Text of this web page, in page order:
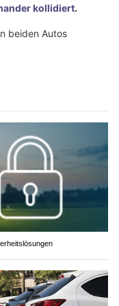
kollidiert.
beiden Autos